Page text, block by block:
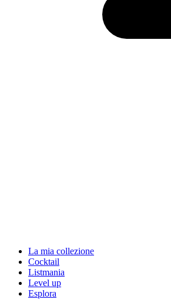
La mia collezione
Cocktail
Listmania
Level up
Esplora